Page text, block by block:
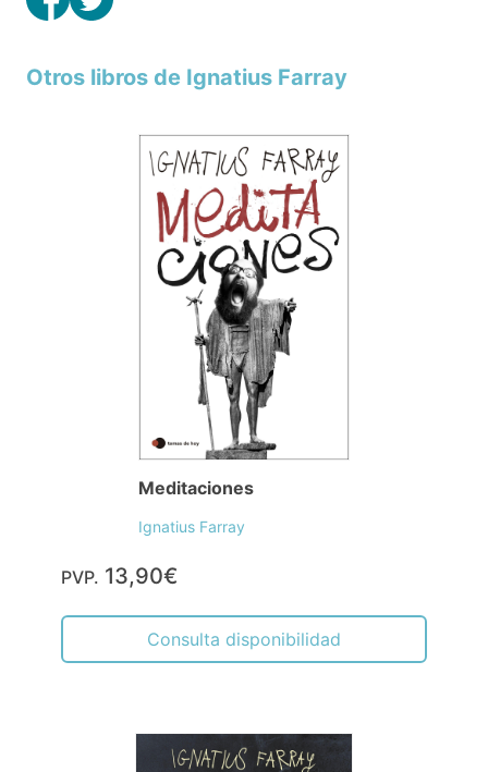
Otros libros de Ignatius Farray
Meditaciones
Ignatius Farray
PVP. 13,90€
Consulta disponibilidad